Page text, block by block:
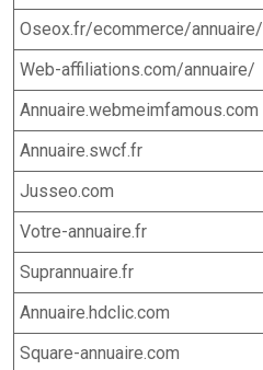
Oseox.fr/ecommerce/annuaire/
Web-affiliations.com/annuaire/
Annuaire.webmeimfamous.com
Annuaire.swcf.fr
Jusseo.com
Votre-annuaire.fr
Suprannuaire.fr
Annuaire.hdclic.com
Square-annuaire.com